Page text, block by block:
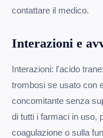
contattare il medico.
Interazioni e
Interazioni: l'acido
trombosi se usato con
concomitante senza
di tutti i farmaci in uso,
coagulazione o sulla